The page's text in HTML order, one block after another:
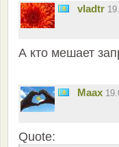
vladtr
А кто мешает
Maax
Quote: